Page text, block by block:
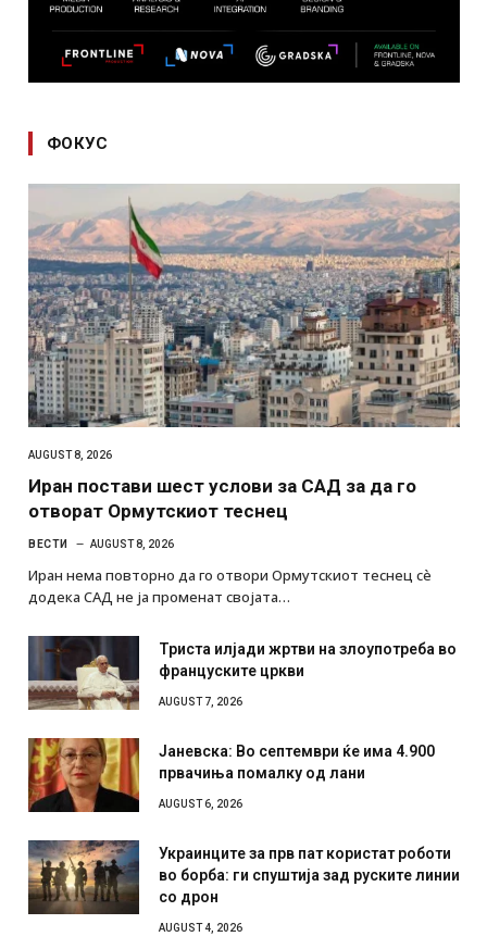
ФОКУС
AUGUST 8, 2026
Иран постави шест услови за САД за да го
отворат Ормутскиот теснец
ВЕСТИ AUGUST 8, 2026
Иран нема повторно да го отвори Ормутскиот теснец сè
додека САД не ја променат својата…
Триста илјади жртви на злоупотреба во
француските цркви
AUGUST 7, 2026
Јаневска: Во септември ќе има 4.900
првачиња помалку од лани
AUGUST 6, 2026
Украинците за прв пат користат роботи
во борба: ги спуштија зад руските линии
со дрон
AUGUST 4, 2026